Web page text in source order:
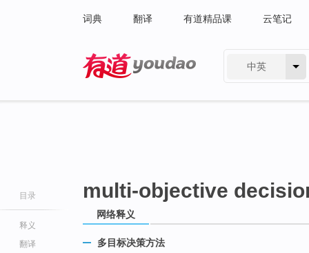
词典 翻译 有道精品课 云笔记
中英
目录
释义
翻译
multi-objective
网络释义
多目标决策方法